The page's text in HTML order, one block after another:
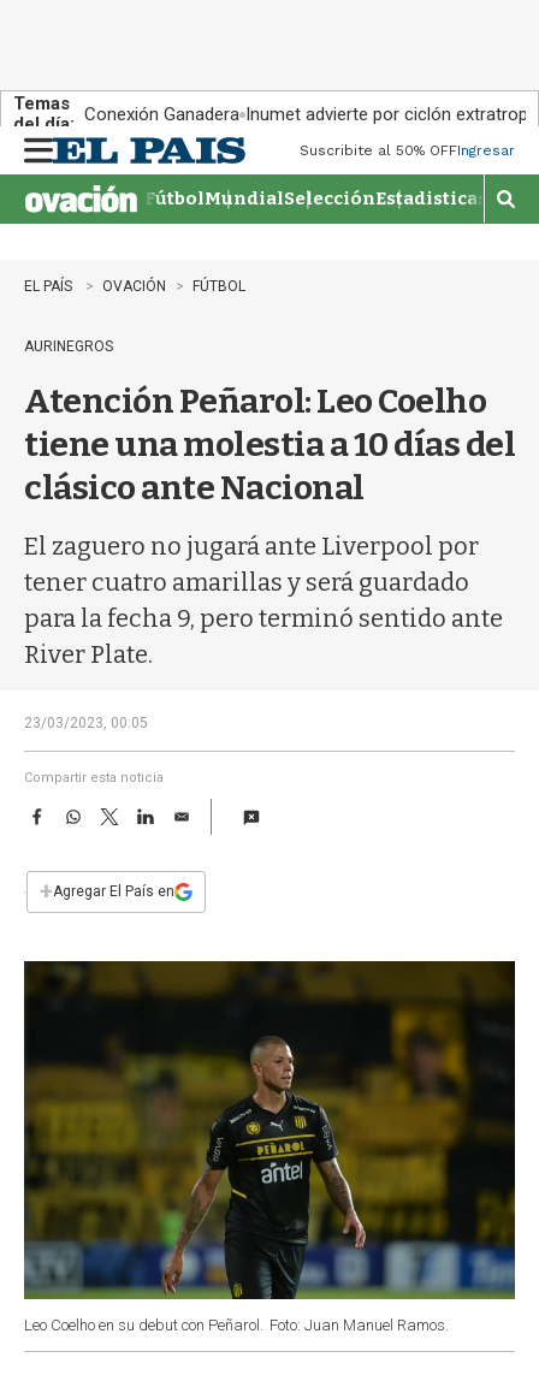
Temas
del día: Conexión Ganadera Inumet advierte por ciclón
n
u
Suscribite al 50% OFFIngresar
FútbolMundialSelecciónEstadisticas
M
o
s
q
EL PAÍS OVACIÓN FÚTBOL
AURINEGROS
Atención Peñarol: Leo Coelho
tiene una molestia a 10 días del
clásico ante Nacional
El zaguero no jugará ante Liverpool por
tener cuatro amarillas y será guardado
para la fecha 9, pero terminó sentido ante
River Plate.
23/03/2023, 00:05
Compartir esta noticia
F
e
b
k
W
s
T
w
t
L
E
i
l
+Agregar El País en
Leo Coelho en su debut con Peñarol. Foto: Juan Manuel Ramos.